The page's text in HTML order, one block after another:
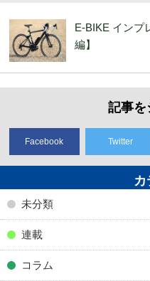
E-BIKE インプ
編】
記事を
Facebook Twitter
カ
未分類
連載
コラム